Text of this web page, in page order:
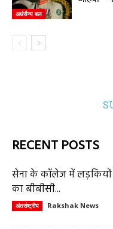
अर्धसैन्य बल
RECENT POSTS
सेना के कॉलेज में
का बीबीसी...
अंतर्राष्ट्रीय Rakshak News